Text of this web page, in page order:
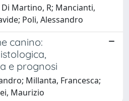
Di Martino, R; Mancianti,
Poli, Alessandro
canino:
e prognosi
Millanta, Francesca;
Maurizio